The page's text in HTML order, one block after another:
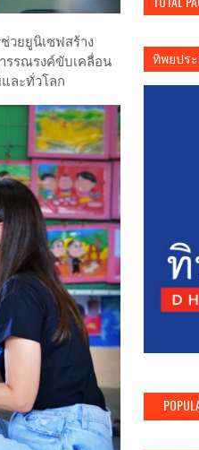
วยยูนิเซฟสร้าง
รรณรงค์ขับเคลื่อน
ละทั่วโลก
ทิพยปร